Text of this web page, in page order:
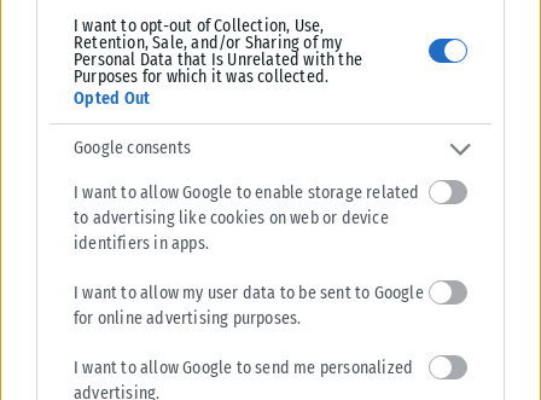
I want to opt-out of Collection, Use,
Retention, Sale, and/or Sharing of my
Personal Data that Is Unrelated with the
Purposes for which it was collected.
Opted Out
Google consents
I want to allow Google to enable storage related
to advertising like cookies on web or device
identifiers in apps.
I want to allow my user data to be sent to Google
for online advertising purposes.
I want to allow Google to send me personalized
advertising.
από τη φύση της εργασίας τους.
Δ. Έκτακτα μέτρα για την οργάνωση του χρόνου εργασίας
Για την αντιμετώπιση της θερμικής καταπόνησης των
εργαζομένων στις περιοχές της παραγράφου Β της παρούσας
εγκυκλίου και για τη διευκόλυνση των εργαζομένων κατά την
τυχόν αλλαγή χρόνου προσέλευσης και αποχώρησής τους από
την εργασία, οι εργοδότες δύνανται να μην καταχωρούν εκ
του χρόνου εργασίας.
Δείτε την εγκύκλιο του υπουργείου Εργασίας:
Υγεία-και-
Ασφάλεια-στην-Εργασία